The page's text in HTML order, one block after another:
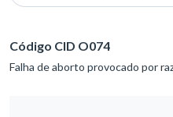
Código CID O074
Falha de aborto provocado por